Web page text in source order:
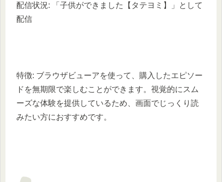
配信状況: 「子供ができました【タテヨミ】」として
配信
特徴: ブラウザビューアを使って、購入したエピソー
ドを無期限で楽しむことができます。視覚的にスム
ーズな体験を提供しているため、画面でじっくり読
みたい方におすすめです。